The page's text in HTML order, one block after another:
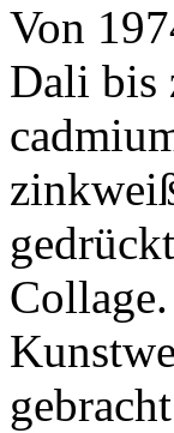
Von
Dali bis